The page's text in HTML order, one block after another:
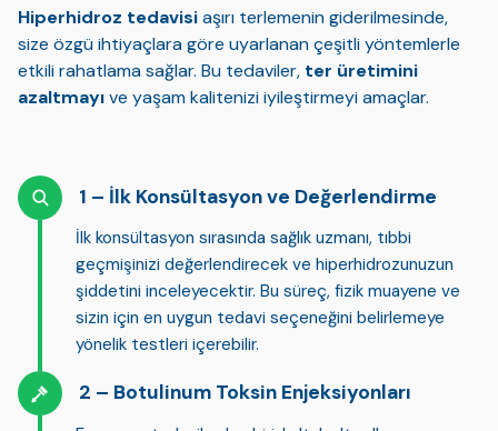
Hiperhidroz tedavisiaşırı terlemenin giderilmesinde,
size özgü ihtiyaçlara göre uyarlanan çeşitli yöntemlerle
etkili rahatlama sağlar. Bu tedaviler, ter üretimini
azaltmayıve yaşam kalitenizi iyileştirmeyi amaçlar.
İlk Konsültasyon ve Değerlendirme
İlk konsültasyon sırasında sağlık uzmanı, tıbbi
geçmişinizi değerlendirecek ve hiperhidrozunuzun
şiddetini inceleyecektir. Bu süreç, fizik muayene ve
sizin için en uygun tedavi seçeneğini belirlemeye
yönelik testleri içerebilir.
Botulinum Toksin Enjeksiyonları